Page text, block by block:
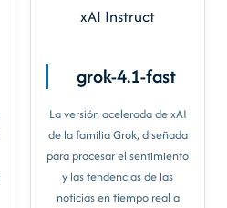
xAI Instruct
grok-4.1-fast
La versión acelerada de xAI
de la familia Grok, diseñada
para procesar el sentimiento
y las tendencias de las
noticias en tiempo real a